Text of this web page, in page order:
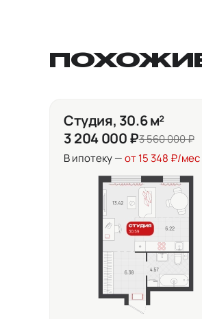
Студия, 30.6 м²
3 204 000 ₽3 560 000 ₽
В ипотеку —от 15 348 ₽/мес